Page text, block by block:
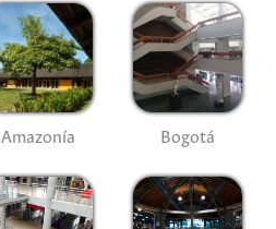
Amazonía Bogotá